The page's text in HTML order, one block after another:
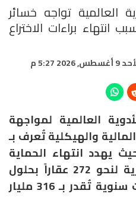
العالمية تواجه خسائر
بسبب انتهاء براءات الاختراع
2026 5:27 م
العالمية لمواجهة
والهيكلية تُعرف بـ
يهدد انتهاء الحماية
الفكرية والحصرية التجارية لنحو 272 عقاراً بحلول
عام 2035 بخسارة مبيعات سنوية تُقدر بـ 316 مليار